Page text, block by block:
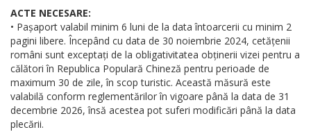
ACTE NECESARE:
• Pașaport valabil minim 6 luni de la data întoarcerii cu minim 2
pagini libere. Începând cu data de 30 noiembrie 2024, cetățenii
români sunt exceptați de la obligativitatea obținerii vizei pentru a
călători în Republica Populară Chineză pentru perioade de
maximum 30 de zile, în scop turistic. Această măsură este
valabilă conform reglementărilor în vigoare până la data de 31
decembrie 2026, însă acestea pot suferi modificări până la data
plecării.